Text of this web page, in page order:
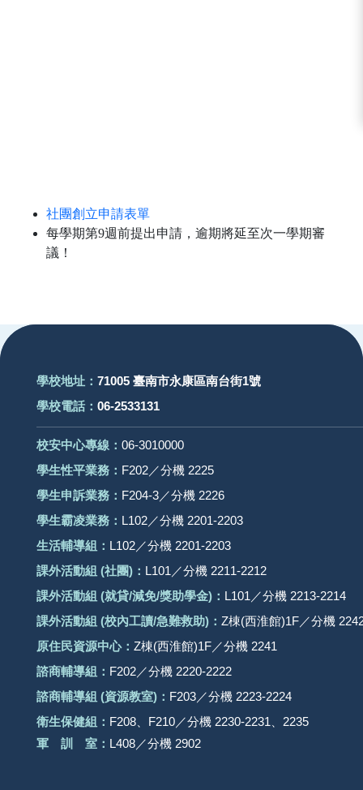
社團創立申請表單
每學期第9週前提出申請，逾期將延至次一學期審
議！
學校地址： 71005 臺南市永康區南台街1號
學校電話： 06-2533131
校安中心專線： 06-3010000
學生性平業務： F202／分機 2225
學生申訴業務： F204-3／分機 2226
學生霸凌業務： L102／分機 2201-2203
生活輔導組： L102／分機 2201-2203
課外活動組 (社團) ： L101／分機 2211-2212
課外活動組 (就貸/減免/獎助學金)： L101／分機 2213-2214
課外活動組 (校內工讀/急難救助) ： Z棟(西淮館)1F／分機
原住民資源中心： Z棟(西淮館)1F／分機 2241
諮商輔導組： F202／分機 2220-2222
諮商輔導組 (資源教室)： F203／分機 2223-2224
衛生保健組： F208、F210／分機 2230-2231、2235
軍 訓 室： L408／分機 2902